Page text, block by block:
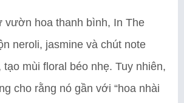
vườn hoa thanh bình, In The
neroli, jasmine và chút note
mùi floral béo nhẹ. Tuy nhiên,
cho rằng nó gần với “hoa nhài